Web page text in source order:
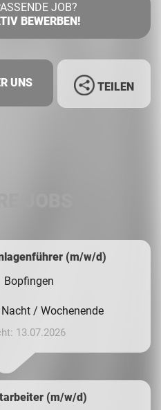
JOB?
BEWERBEN!
UNS TEILEN
(m/w/d)
Bopfingen
/ Wochenende
13.07.2026
(m/w/d)